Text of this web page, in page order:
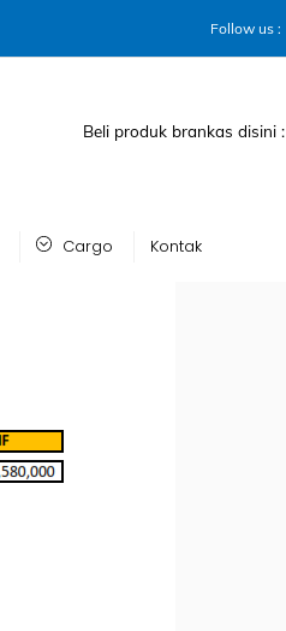
Follow us :
Cargo Kontak
Beli produk brankas disini :